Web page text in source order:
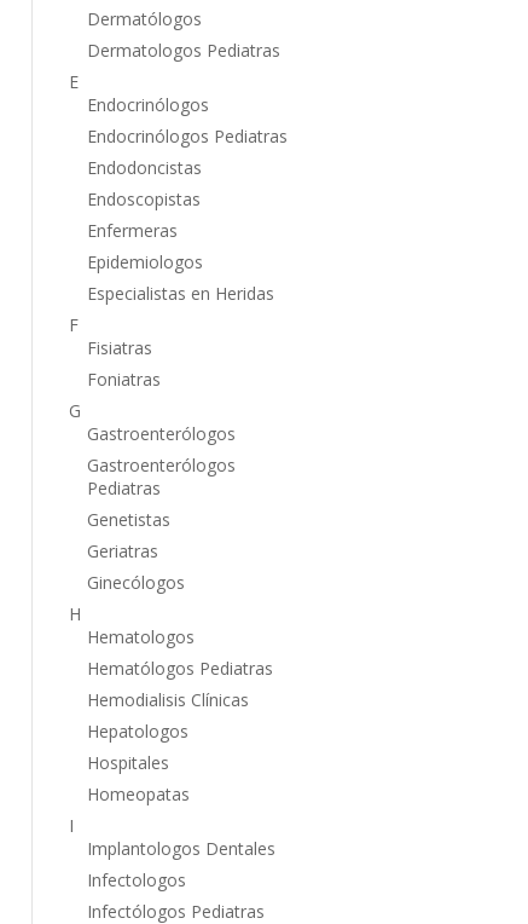
Dermatólogos
Dermatologos Pediatras
E
Endocrinólogos
Endocrinólogos Pediatras
Endodoncistas
Endoscopistas
Enfermeras
Epidemiologos
Especialistas en Heridas
F
Fisiatras
Foniatras
G
Gastroenterólogos
Gastroenterólogos
Pediatras
Genetistas
Geriatras
Ginecólogos
H
Hematologos
Hematólogos Pediatras
Hemodialisis Clínicas
Hepatologos
Hospitales
Homeopatas
I
Implantologos Dentales
Infectologos
Infectólogos Pediatras